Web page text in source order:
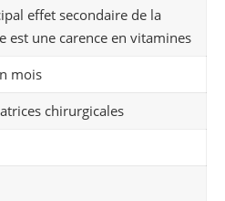
effet secondaire de la
est une carence en vitamines
mois
chirurgicales